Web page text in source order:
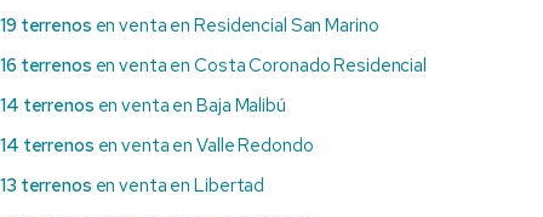
19 terrenos en venta en Residencial San Marino
16 terrenos en venta en Costa Coronado Residencial
14 terrenos en venta en Baja Malibú
14 terrenos en venta en Valle Redondo
13 terrenos en venta en Libertad